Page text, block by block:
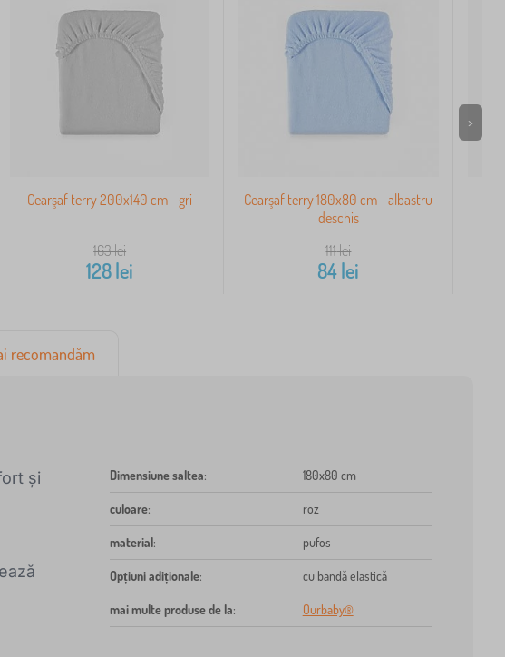
Cearşaf terry 200x140 cm - gri
163lei
128lei
Cearşaf terry 180x80 cm - albastru
deschis
111lei
84lei
>
recomandăm
și
Dimensiune saltea: 180x80 cm
culoare: roz
material: pufos
Opțiuni adiționale: cu bandă elastică
mai multe produse de la: Ourbaby®